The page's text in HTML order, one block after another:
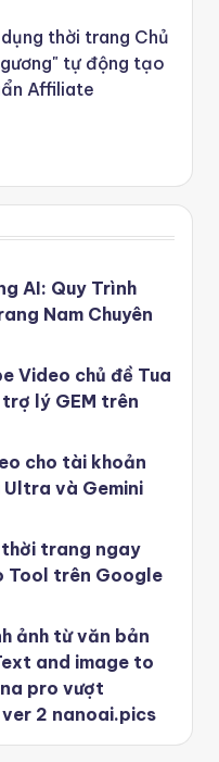
thời trang Chủ
tự động tạo
Affiliate
AI: Quy Trình
Nam Chuyên
Video chủ đề Tua
lý GEM trên
cho tài khoản
Ultra và Gemini
trang ngay
Tool trên Google
ảnh từ văn bản
and image to
pro vượt
2 nanoai.pics